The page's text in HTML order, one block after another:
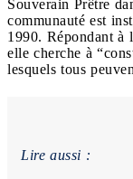
Souverain Prêtre
communauté est
1990. Répondant
elle cherche à
lesquels tous
Lire aussi :